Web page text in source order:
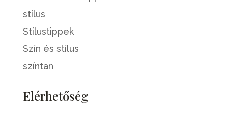
stílus
Stílustippek
Szín és stílus
színtan
Elérhetőség